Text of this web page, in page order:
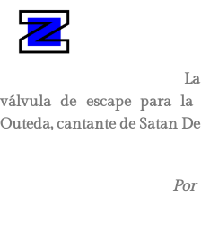
válvula de escape para
Outeda, cantante de Satan
Por